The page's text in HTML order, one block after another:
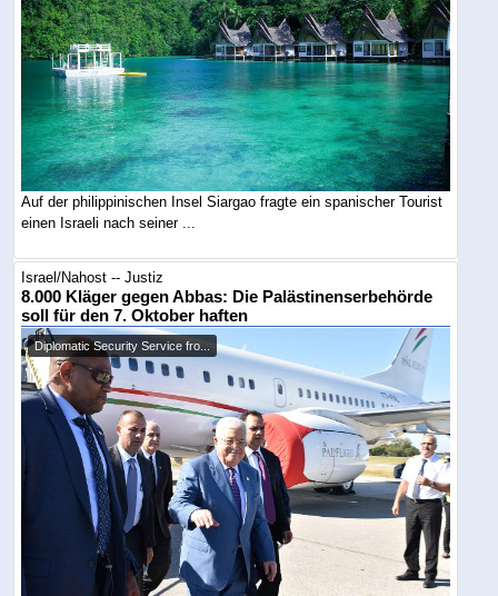
Auf der philippinischen Insel Siargao fragte ein spanischer Tourist
einen Israeli nach seiner ...
Israel/Nahost -- Justiz
8.000 Kläger gegen Abbas: Die Palästinenserbehörde
soll für den 7. Oktober haften
Diplomatic Security Service fro...